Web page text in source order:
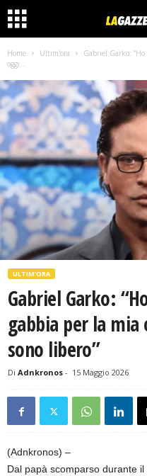
Home Ultim'ora
Gabriel Garko:
oggi...
ULTIM'ORA
Gabriel Garko:
gabbia per la
sono libero”
Di Adnkronos - 15 Maggio 2026
(Adnkronos) –
Dal papà scomparso durante